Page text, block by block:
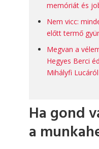
memóriát és
Nem vicc:
előtt termő
Megvan a
Hegyes Berci
Mihályfi Lucáról
Ha gond
a